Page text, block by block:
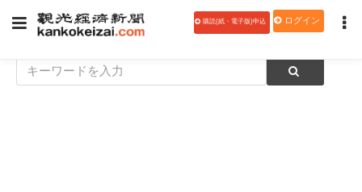
購読(紙・電子版)申込 ログイン